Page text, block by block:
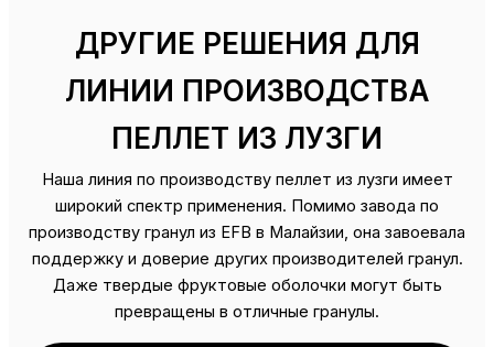
ДРУГИЕ РЕШЕНИЯ ДЛЯ
ЛИНИИ ПРОИЗВОДСТВА
ПЕЛЛЕТ ИЗ ЛУЗГИ
Наша линия по производству пеллет из лузги имеет
широкий спектр применения. Помимо завода по
производству гранул из EFB в Малайзии, она завоевала
поддержку и доверие других производителей гранул.
Даже твердые фруктовые оболочки могут быть
превращены в отличные гранулы.